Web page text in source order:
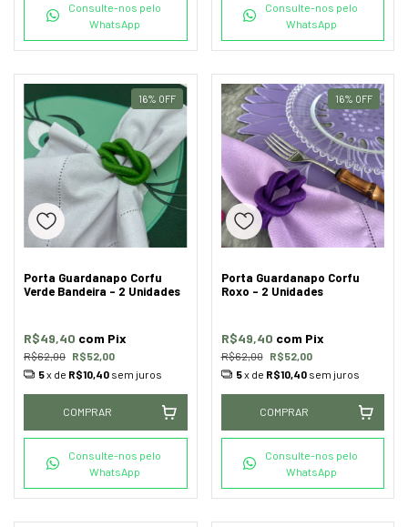
Consulte-nos pelo
WhatsApp
Consulte-nos pelo
WhatsApp
16% OFF
Porta Guardanapo Corfu
Verde Bandeira - 2 Unidades
R$62,00 R$52,00
R$49,40 com Pix
5x de R$10,40 sem juros
COMPRAR
Consulte-nos pelo
WhatsApp
16% OFF
Porta Guardanapo Corfu
Roxo - 2 Unidades
R$62,00 R$52,00
R$49,40 com Pix
5x de R$10,40 sem juros
COMPRAR
Consulte-nos pelo
WhatsApp